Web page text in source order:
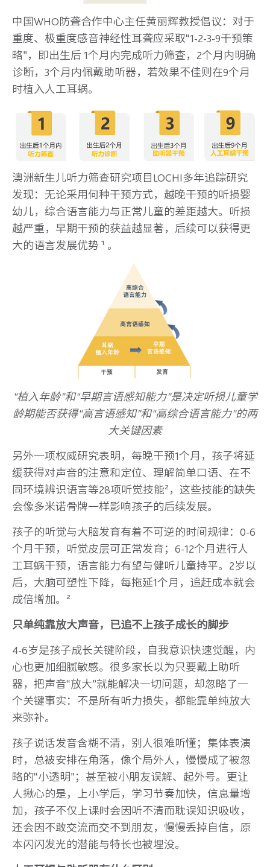
中国WHO防聋合作中心主任黄丽辉教授倡议：对于
重度、极重度感音神经性耳聋应采取“1-2-3-9干预策
略”，即出生后 1个月内完成听力筛查，2个月内明确
诊断，3个月内佩戴助听器，若效果不佳则在9个月
时植入人工耳蜗。
澳洲新生儿听力筛查研究项目LOCHI多年追踪研究
发现：无论采用何种干预方式，越晚干预的听损婴
幼儿，综合语言能力与正常儿童的差距越大。听损
越严重，早期干预的获益越显著，后续可以获得更
大的语言发展优势 ¹ 。
“植入年龄”和“早期言语感知能力”是决定听损儿童学
龄期能否获得“高言语感知”和“高综合语言能力”的两
大关键因素
另外一项权威研究表明，每晚干预1个月，孩子将延
缓获得对声音的注意和定位、理解简单口语、在不
同环境辨识语言等28项听觉技能²，这些技能的缺失
会像多米诺骨牌一样影响孩子的后续发展。
孩子的听觉与大脑发育有着不可逆的时间规律：0-6
个月干预，听觉皮层可正常发育；6-12个月进行人
工耳蜗干预，语言能力有望与健听儿童持平。2岁以
后，大脑可塑性下降，每拖延1个月，追赶成本就会
成倍增加。²
只单纯靠放大声音，已追不上孩子成长的脚步
4-6岁是孩子成长关键阶段，自我意识快速觉醒，内
心也更加细腻敏感。很多家长以为只要戴上助听
器，把声音“放大”就能解决一切问题，却忽略了一
个关键事实：不是所有听力损失，都能靠单纯放大
来弥补。
孩子说话发音含糊不清，别人很难听懂；集体表演
时，总被安排在角落，像个局外人，慢慢成了被忽
略的“小透明”；甚至被小朋友误解、起外号。更让
人揪心的是，上小学后，学习节奏加快，信息量增
加，孩子不仅上课时会因听不清而耽误知识吸收，
还会因不敢交流而交不到朋友，慢慢丢掉自信，原
本闪闪发光的潜能与特长也被埋没。